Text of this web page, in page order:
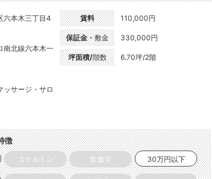
六本木三丁目4
南北線六本木一
ッサージ・サロ
賃料 110,000円
保証金・敷金 330,000円
坪面積/階数 6.70坪/2階
徴
スケルトン 飲食可 30万円以下